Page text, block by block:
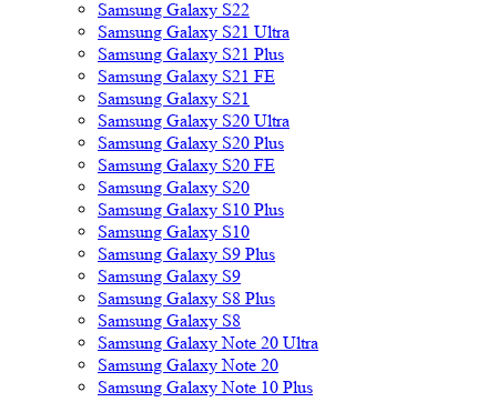
Samsung Galaxy S22
Samsung Galaxy S21 Ultra
Samsung Galaxy S21 Plus
Samsung Galaxy S21 FE
Samsung Galaxy S21
Samsung Galaxy S20 Ultra
Samsung Galaxy S20 Plus
Samsung Galaxy S20 FE
Samsung Galaxy S20
Samsung Galaxy S10 Plus
Samsung Galaxy S10
Samsung Galaxy S9 Plus
Samsung Galaxy S9
Samsung Galaxy S8 Plus
Samsung Galaxy S8
Samsung Galaxy Note 20 Ultra
Samsung Galaxy Note 20
Samsung Galaxy Note 10 Plus